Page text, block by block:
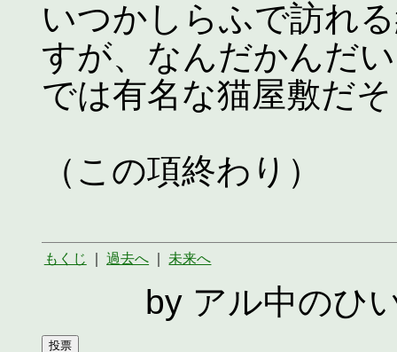
いつかしらふで訪れ
すが、なんだかんだ
では有名な猫屋敷だ
（この項終わり）
もくじ 過去へ 未来へ
by アル中のひ